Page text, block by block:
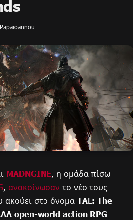
MADNGINE, η ομάδα πίσω
, ανακοίνωσαν το νέο τους
ακούει στο όνομα TAL: The
open-world action RPG